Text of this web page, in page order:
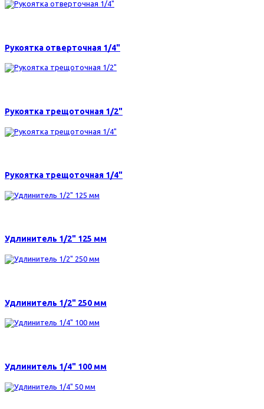
Рукоятка отверточная 1/4"
Рукоятка трещоточная 1/2"
Рукоятка трещоточная 1/4"
Удлинитель 1/2" 125 мм
Удлинитель 1/2" 250 мм
Удлинитель 1/4" 100 мм